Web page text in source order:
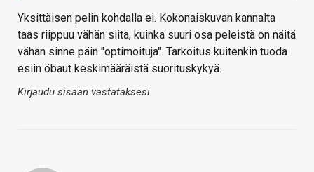
Yksittäisen pelin kohdalla ei. Kokonaiskuvan kannalta
taas riippuu vähän siitä, kuinka suuri osa peleistä on näitä
vähän sinne päin "optimoituja". Tarkoitus kuitenkin tuoda
esiin öbaut keskimääräistä suorituskykyä.
Kirjaudu sisään vastataksesi